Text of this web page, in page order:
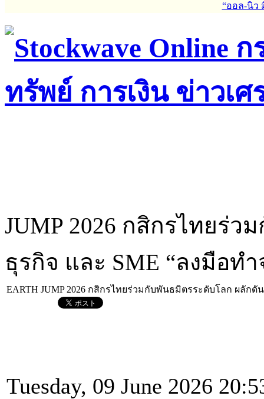
“ออล-นิว
JUMP 2026 กสิกรไทยร่
ธุรกิจ และ SME “ลงมือทำ
EARTH JUMP 2026 กสิกรไทยร่วมกับพันธมิตรระดับโลก ผลักดั
Tuesday, 09 June 2026